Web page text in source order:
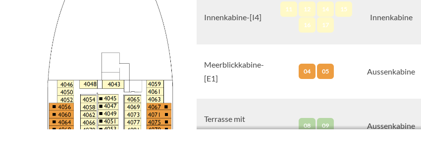
Innenkabine-[I4]
11 12 14 15
16 17
Innenkabine
Meerblickkabine-
[E1]
04 05 Aussenkabine
Terrasse mit
Meerblick-[T1]
08 09 Aussenkabine